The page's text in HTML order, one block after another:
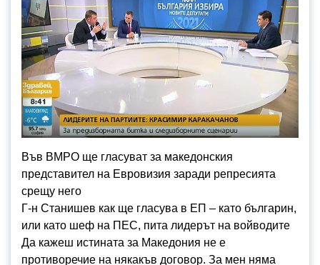
Във ВМРО ще гласуват за македонския
представител на Евровизия заради репресията
срещу него
Г-н Станишев как ще гласува в ЕП – като българин,
или като шеф на ПЕС, пита лидерът на войводите
Да кажеш истината за Македония не е
противоречие на някакъв договор. За мен няма